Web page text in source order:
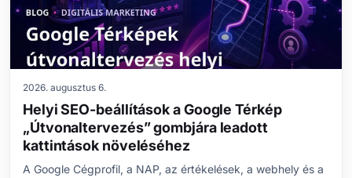
2026. augusztus 6.
Helyi SEO-beállítások a Google Térkép
„Útvonaltervezés” gombjára leadott
kattintások növeléséhez
A Google Cégprofil, a NAP, az értékelések, a webhely és a